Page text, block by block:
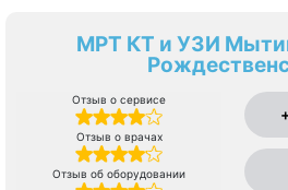
МРТ КТ и УЗИ
Отзыв о сервисе
Отзыв о врачах
Отзыв об оборудовании